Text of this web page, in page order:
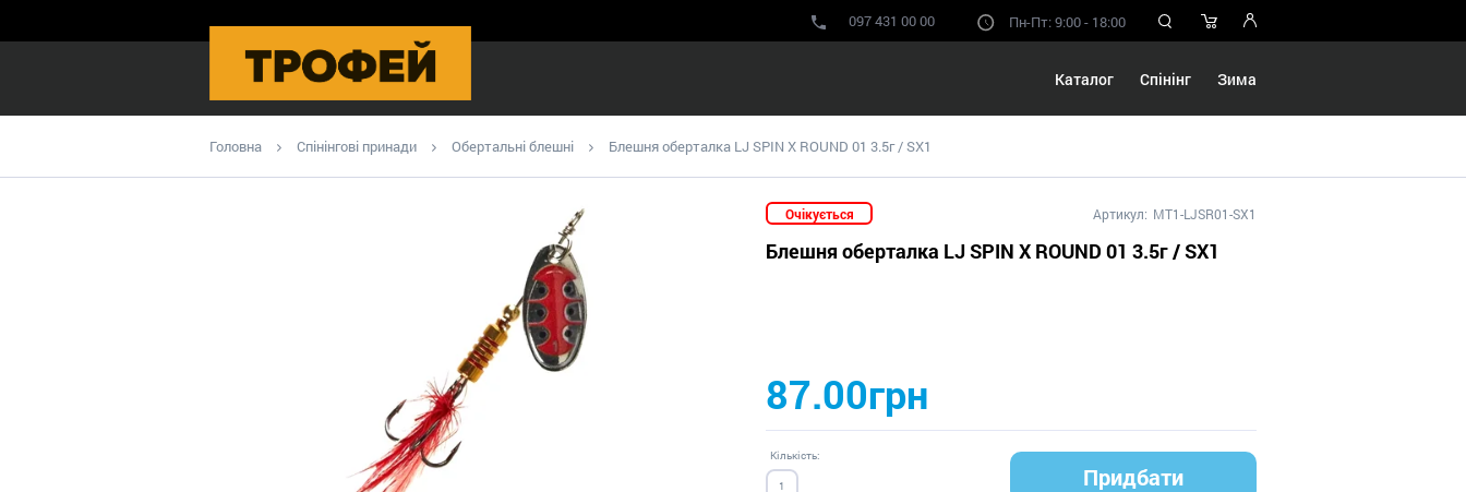
097 431 00 00 Пн-Пт: 9:00 - 18:00
Каталог Спінінг Зима
Головна Спінінгові принади Обертальні блешні Блешня оберталка LJ SPIN X ROUND 01 3.5г / SX1
Очікується Артикул: MT1-LJSR01-SX1
Блешня оберталка LJ SPIN X ROUND 01 3.5г / SX1
87.00грн
Кількість:
Придбати